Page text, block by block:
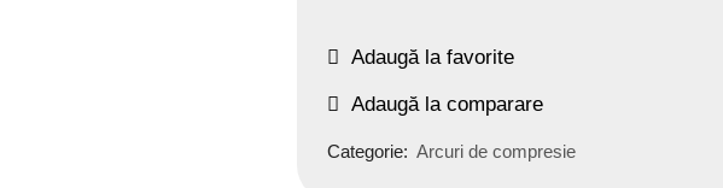
Adaugă la favorite
Adaugă la comparare
Categorie: Arcuri de compresie